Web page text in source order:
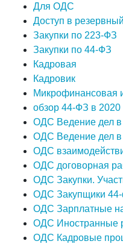
Для ОДС
Доступ в
Закупки по 223-ФЗ
Закупки по 44-ФЗ
Кадровая
Кадровик
Микрофинансовая
обзор 44-ФЗ в 2020
ОДС Ведение дел в
ОДС Ведение дел в
ОДС
ОДС договорная
ОДС Закупки.
ОДС Закупщики
ОДС Зарплатные
ОДС Иностранные
ОДС Кадровые